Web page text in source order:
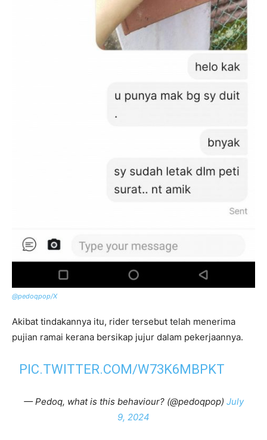
@pedoqpop/X
Akibat tindakannya itu, rider tersebut telah menerima
pujian ramai kerana bersikap jujur dalam pekerjaannya.
PIC.TWITTER.COM/W73K6MBPKT
— Pedoq, what is this behaviour? (@pedoqpop) July
9, 2024